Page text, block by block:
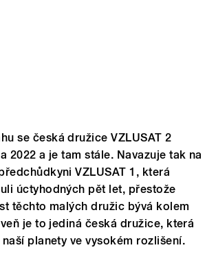
se česká družice VZLUSAT 2
2022 a je tam stále. Navazuje tak na
VZLUSAT 1, která
úctyhodných pět let, přestože
těchto malých družic bývá kolem
je to jediná česká družice, která
planety ve vysokém rozlišení.